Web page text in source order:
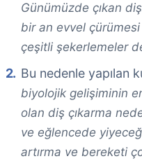
Günümüzde çıkan
bir an evvel çürümesi
çeşitli şekerlemeler
Bu nedenle yapılan
biyolojik gelişiminin
olan diş çıkarma
ve eğlencede
artırma ve bereketi